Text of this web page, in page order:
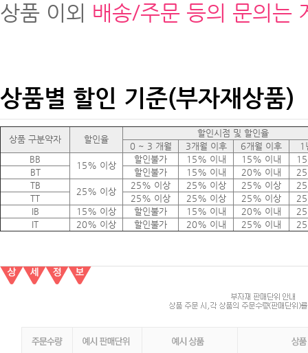
상품 이외 배송/주문 등의 문의는
상품별 할인 기준(부자재상품)
상품 구분약자 할인율
할인시점 및 할인율
0 ~ 3 개월
3개월 이후 6개월 이후
1
BB
15% 이상
할인불가 15% 이내 15% 이내
BT
할인불가 15% 이내 20% 이내
TB
25% 이상
25% 이상 25% 이상 25% 이상
TT
25% 이상 25% 이상 25% 이상
IB
15% 이상 할인불가 15% 이내 20% 이내
IT
20% 이상 할인불가 20% 이내 25% 이내